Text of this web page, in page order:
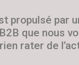
propulsé par
que nous
rater de